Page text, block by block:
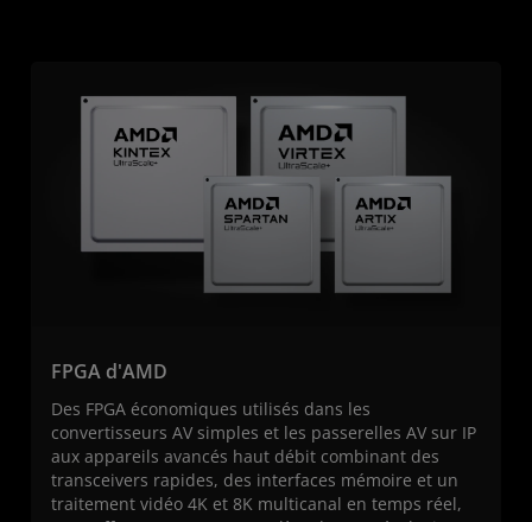
FPGA d'AMD
Des FPGA économiques utilisés dans les
convertisseurs AV simples et les passerelles AV sur IP
aux appareils avancés haut débit combinant des
transceivers rapides, des interfaces mémoire et un
traitement vidéo 4K et 8K multicanal en temps réel,